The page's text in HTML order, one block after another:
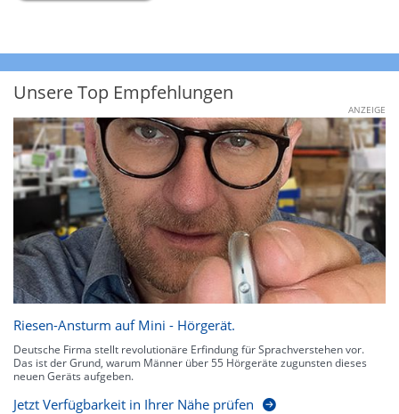
Unsere Top Empfehlungen
ANZEIGE
Riesen-Ansturm auf Mini - Hörgerät.
Deutsche Firma stellt revolutionäre Erfindung für Sprachverstehen vor.
Das ist der Grund, warum Männer über 55 Hörgeräte zugunsten dieses
neuen Geräts aufgeben.
Jetzt Verfügbarkeit in Ihrer Nähe prüfen